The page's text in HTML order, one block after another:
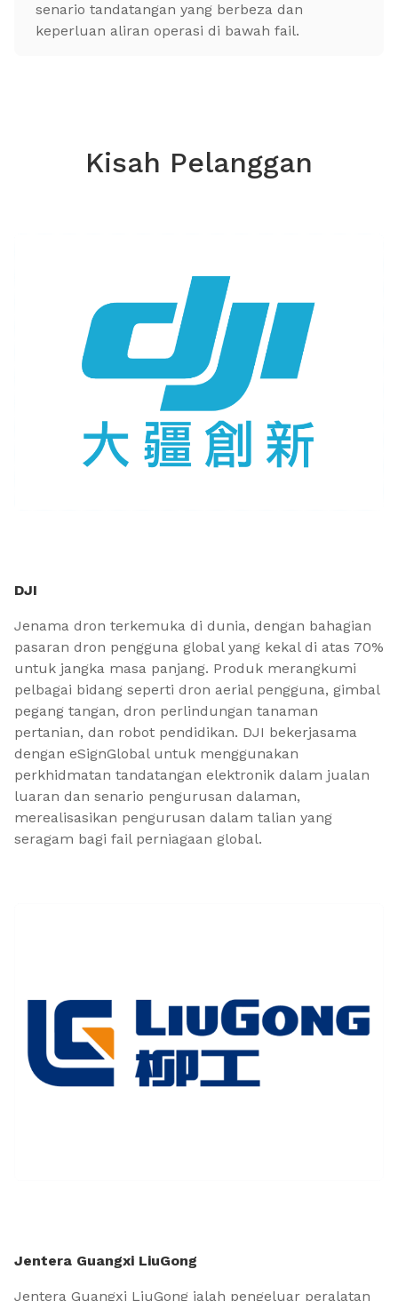
senario tandatangan yang berbeza dan
keperluan aliran operasi di bawah fail.
Kisah Pelanggan
DJI
Jenama dron terkemuka di dunia, dengan bahagian
pasaran dron pengguna global yang kekal di atas 70%
untuk jangka masa panjang. Produk merangkumi
pelbagai bidang seperti dron aerial pengguna, gimbal
pegang tangan, dron perlindungan tanaman
pertanian, dan robot pendidikan. DJI bekerjasama
dengan eSignGlobal untuk menggunakan
perkhidmatan tandatangan elektronik dalam jualan
luaran dan senario pengurusan dalaman,
merealisasikan pengurusan dalam talian yang
seragam bagi fail perniagaan global.
Jentera Guangxi LiuGong
Jentera Guangxi LiuGong ialah pengeluar peralatan